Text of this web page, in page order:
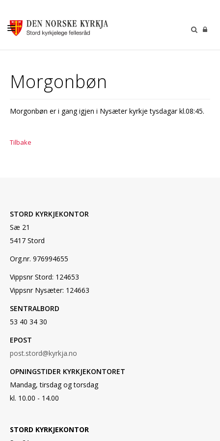
GUDSTENESTER
BARN OG UNGDOM
Morgonbøn
Morgonbøn er i gang igjen i Nysæter kyrkje tysdagar kl.08:45.
Tilbake
STORD KYRKJEKONTOR
Sæ 21
5417 Stord
Org.nr. 976994655
Vippsnr Stord: 124653
Vippsnr Nysæter: 124663
SENTRALBORD
53 40 34 30
EPOST
post.stord@kyrkja.no
OPNINGSTIDER KYRKJEKONTORET
Mandag, tirsdag og torsdag
kl. 10.00 - 14.00
STORD KYRKJEKONTOR